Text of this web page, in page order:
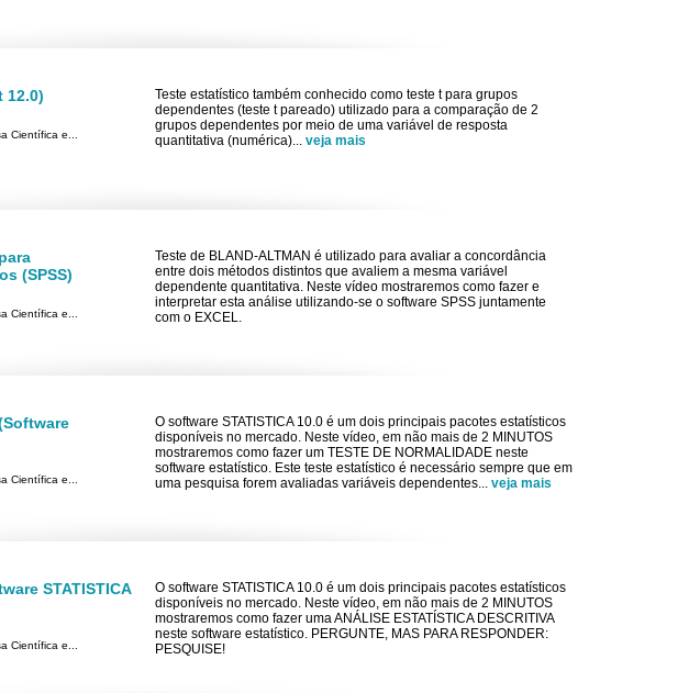
12.0)
Científica e...
Teste estatístico também conhecido como teste t para grupos
dependentes (teste t pareado) utilizado para a comparação de 2
grupos dependentes por meio de uma variável de resposta
quantitativa (numérica)... veja mais
(SPSS)
Científica e...
Teste de BLAND-ALTMAN é utilizado para avaliar a concordância
entre dois métodos distintos que avaliem a mesma variável
dependente quantitativa. Neste vídeo mostraremos como fazer e
interpretar esta análise utilizando-se o software SPSS juntamente
com o EXCEL.
Científica e...
O software STATISTICA 10.0 é um dois principais pacotes estatísticos
disponíveis no mercado. Neste vídeo, em não mais de 2 MINUTOS
mostraremos como fazer um TESTE DE NORMALIDADE neste
software estatístico. Este teste estatístico é necessário sempre que em
uma pesquisa forem avaliadas variáveis dependentes... veja mais
STATISTICA
Científica e...
O software STATISTICA 10.0 é um dois principais pacotes estatísticos
disponíveis no mercado. Neste vídeo, em não mais de 2 MINUTOS
mostraremos como fazer uma ANÁLISE ESTATÍSTICA DESCRITIVA
neste software estatístico. PERGUNTE, MAS PARA RESPONDER:
PESQUISE!